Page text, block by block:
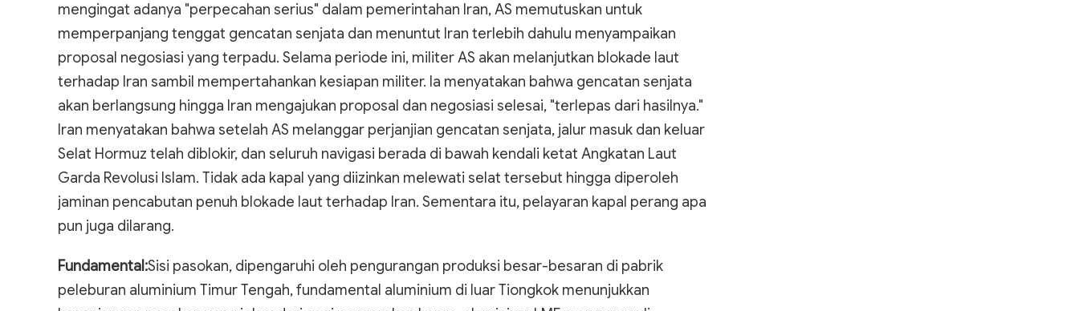
mengingat adanya "perpecahan serius" dalam pemerintahan Iran, AS memutuskan untuk
memperpanjang tenggat gencatan senjata dan menuntut Iran terlebih dahulu menyampaikan
proposal negosiasi yang terpadu. Selama periode ini, militer AS akan melanjutkan blokade laut
terhadap Iran sambil mempertahankan kesiapan militer. Ia menyatakan bahwa gencatan senjata
akan berlangsung hingga Iran mengajukan proposal dan negosiasi selesai, "terlepas dari hasilnya."
Iran menyatakan bahwa setelah AS melanggar perjanjian gencatan senjata, jalur masuk dan keluar
Selat Hormuz telah diblokir, dan seluruh navigasi berada di bawah kendali ketat Angkatan Laut
Garda Revolusi Islam. Tidak ada kapal yang diizinkan melewati selat tersebut hingga diperoleh
jaminan pencabutan penuh blokade laut terhadap Iran. Sementara itu, pelayaran kapal perang apa
pun juga dilarang.
Fundamental:Sisi pasokan, dipengaruhi oleh pengurangan produksi besar-besaran di pabrik
peleburan aluminium Timur Tengah, fundamental aluminium di luar Tiongkok menunjukkan